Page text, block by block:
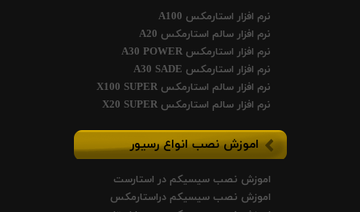
نرم افزار استارمکس A100
نرم افزار سالم استارمکس A20
نرم افزار استارمکس A30 POWER
نرم افزار استارمکس A30 SADE
نرم افزار سالم استارمکس X100 SUPER
نرم افزار سالم استارمکس X20 SUPER
اموزش نصب انواع رسیور
اموزش نصب سیسیکم در استارست
اموزش نصب سیسیکم دراستارمکس